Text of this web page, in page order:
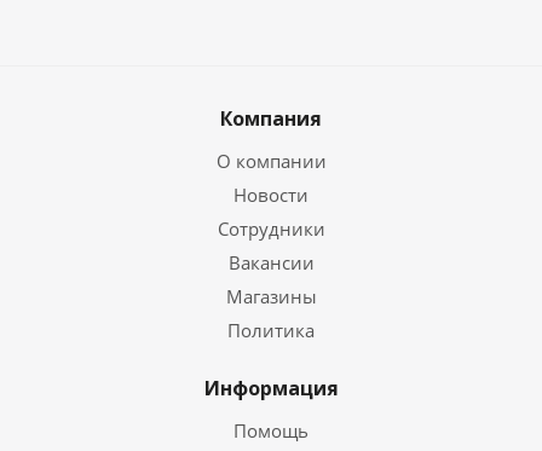
Компания
О компании
Новости
Сотрудники
Вакансии
Магазины
Политика
Информация
Помощь